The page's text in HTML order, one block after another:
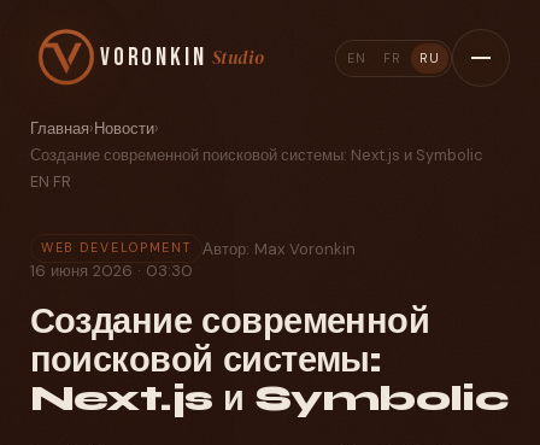
Voronkin Studio EN FR RU
Главная›Новости›
Создание современной поисковой системы: Next.js и Symbolic
EN·FR
WEB DEVELOPMENT
Автор: Max Voronkin
16 июня 2026 · 03:30
Создание современной
поисковой системы:
Next.js и Symbolic